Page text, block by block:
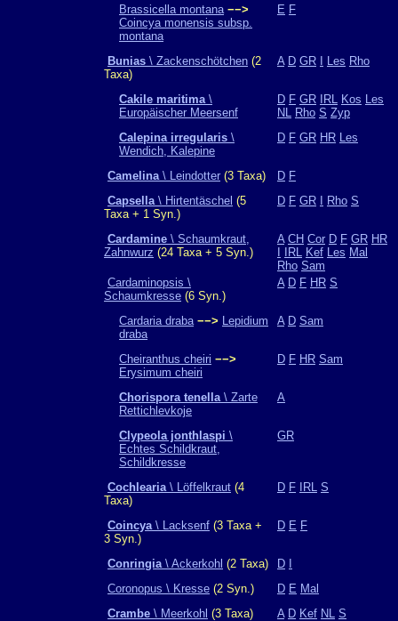
Brassicella montana −−>
Coincya monensis subsp.
montana
E F
Bunias \ Zackenschötchen (2
Taxa)
A D GR Les Rho
Cakile maritima\
Europäischer Meersenf
D F GR IRL Kos Les
NL Rho S Zyp
Calepina irregularis \
Wendich, Kalepine
D F GR HR Les
Camelina\ Leindotter (3 Taxa) D F
Capsella\ Hirtentäschel (5
Taxa + 1 Syn.)
D F GR Rho S
Cardamine \ Schaumkraut,
Zahnwurz (24 Taxa + 5 Syn.)
A CH Cor D F GR HR
IRL Kef Les Mal
Rho Sam
Cardaminopsis \
Schaumkresse (6 Syn.)
A D F HR S
Cardaria draba −−> Lepidium
draba
A D Sam
Cheiranthus cheiri −−>
Erysimum cheiri
D F HR Sam
Chorispora tenella\ Zarte
Rettichlevkoje
A
Clypeola jonthlaspi \
Echtes Schildkraut,
Schildkresse
GR
Cochlearia\ Löffelkraut (4
Taxa)
D F IRL S
Coincya\ Lacksenf (3 Taxa +
3 Syn.)
D E F
Conringia\ Ackerkohl (2 Taxa) D
Coronopus \ Kresse (2 Syn.) D E Mal
Crambe \ Meerkohl (3 Taxa) A D Kef NL S